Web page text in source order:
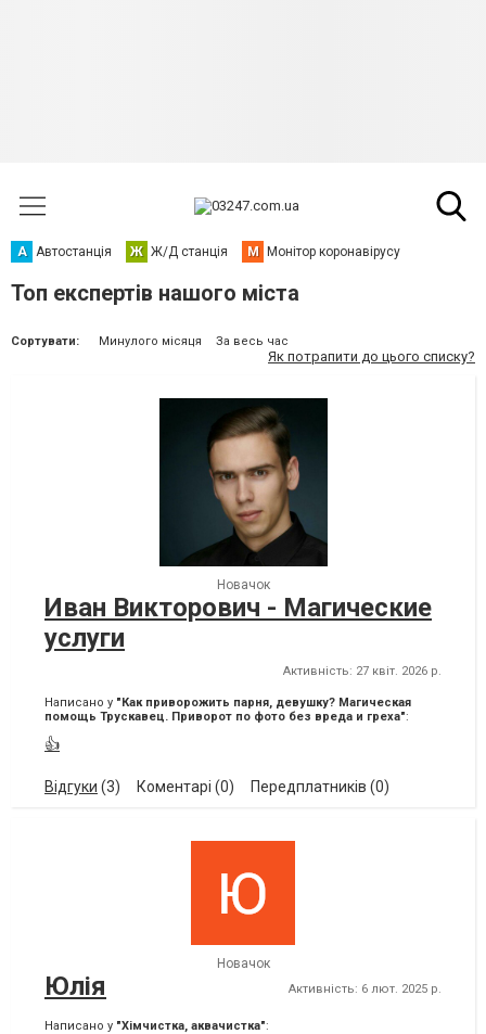
А Автостанція Ж Ж/Д станція М Монітор коронавірусу
Топ експертів нашого міста
Сортувати: Минулого місяця За весь час
Як потрапити до цього списку?
Новачок
Иван Викторович - Магические
услуги
Активність: 27 квіт. 2026 р.
Написано у "Как приворожить парня, девушку? Магическая
помощь Трускавец. Приворот по фото без вреда и греха":
👍
Відгуки (3) Коментарі (0) Передплатників (0)
Новачок
Юлія Активність: 6 лют. 2025 р.
Написано у "Хімчистка, аквачистка":